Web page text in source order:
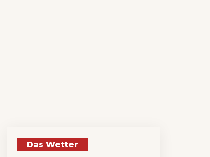
Das Wetter